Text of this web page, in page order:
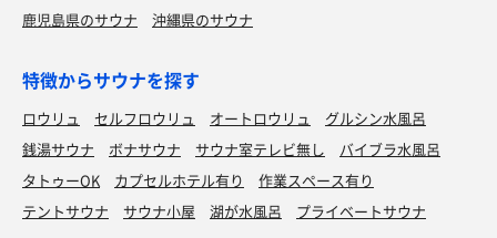
鹿児島県のサウナ
沖縄県のサウナ
特徴からサウナを探す
ロウリュ セルフロウリュ オートロウリュ
グルシン水風呂
銭湯サウナ
ボナサウナ サウナ室テレビ無し
バイブラ水風呂
タトゥーOK
カプセルホテル有り
作業スペース有り
テントサウナ
サウナ小屋 湖が水風呂 プライベートサウナ